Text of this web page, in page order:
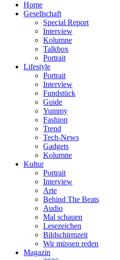
Home
Gesellschaft
Special Report
Interview
Kolumne
Talkbox
Portrait
Lifestyle
Portrait
Interview
Fundstück
Guide
Yummy
Fashion
Trend
Tech-News
Gadgets
Kolumne
Kultur
Portrait
Interview
Arte
Behind The Beats
Audio
Mal schauen
Lesezeichen
Bildschirmzeit
Wir müssen reden
Magazin